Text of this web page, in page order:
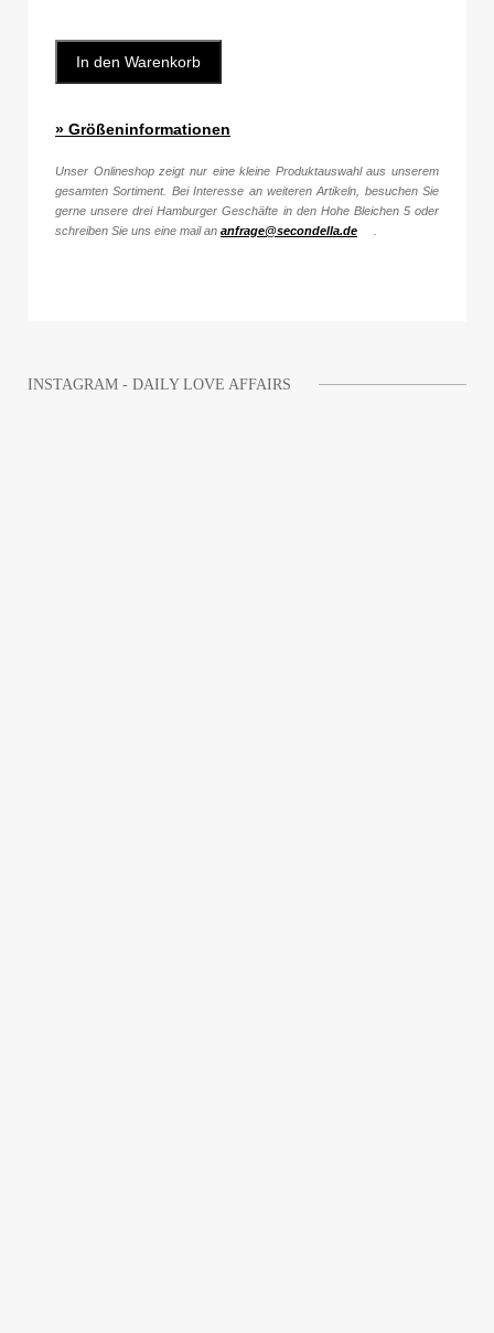
In den Warenkorb
» Größeninformationen
Unser Onlineshop zeigt nur eine kleine Produktauswahl aus unserem
gesamten Sortiment. Bei Interesse an weiteren Artikeln, besuchen Sie
gerne unsere drei Hamburger Geschäfte in den Hohe Bleichen 5 oder
schreiben Sie uns eine mail an anfrage@secondella.de
INSTAGRAM - DAILY LOVE AFFAIRS